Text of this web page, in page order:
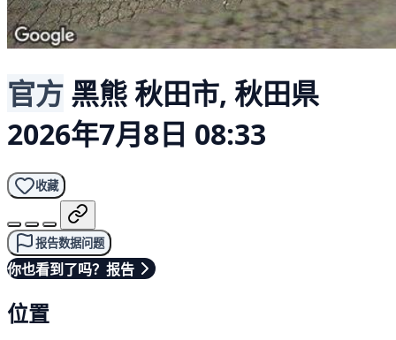
官方 黑熊秋田市, 秋田県
2026年7月8日 08:33
收藏
报告数据问题
你也看到了吗？报告
位置